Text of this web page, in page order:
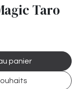
Taro
panier